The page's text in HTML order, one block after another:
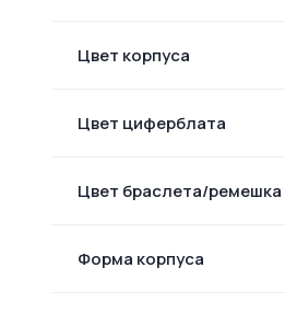
Цвет корпуса
Цвет циферблата
Цвет браслета/ремешка
Форма корпуcа